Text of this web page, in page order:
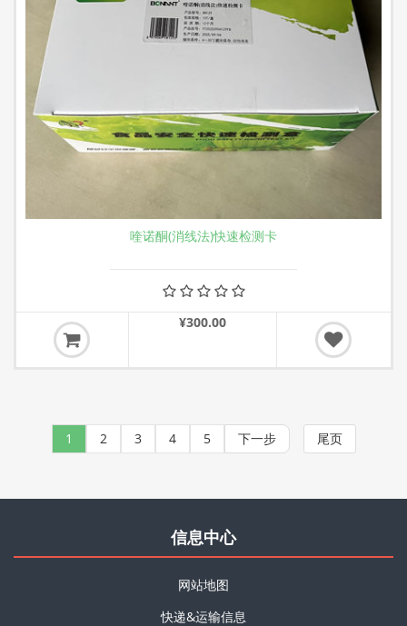
喹诺酮(消线法)快速检测卡
¥300.00
1 2 3 4 5 下一步 尾页
信息中心
网站地图
快递&运输信息